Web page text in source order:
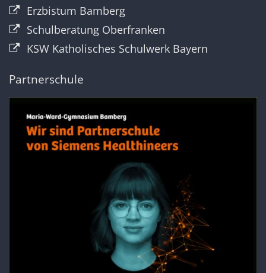
Erzbistum Bamberg
Schulberatung Oberfranken
KSW Katholisches Schulwerk Bayern
Partnerschule